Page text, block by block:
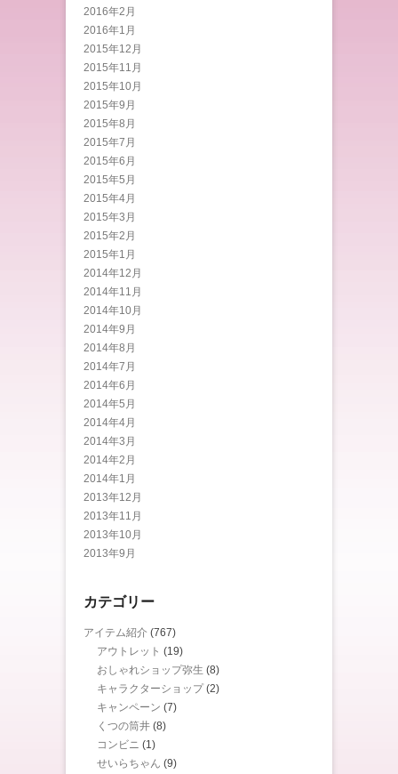
2016年2月
2016年1月
2015年12月
2015年11月
2015年10月
2015年9月
2015年8月
2015年7月
2015年6月
2015年5月
2015年4月
2015年3月
2015年2月
2015年1月
2014年12月
2014年11月
2014年10月
2014年9月
2014年8月
2014年7月
2014年6月
2014年5月
2014年4月
2014年3月
2014年2月
2014年1月
2013年12月
2013年11月
2013年10月
2013年9月
カテゴリー
アイテム紹介 (767)
アウトレット (19)
おしゃれショップ弥生 (8)
キャラクターショップ(2)
キャンペーン (7)
くつの筒井 (8)
コンビニ (1)
せいらちゃん (9)